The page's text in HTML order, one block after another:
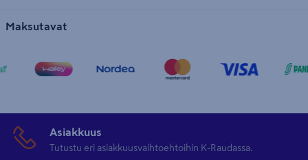
Maksutavat
Asiakkuus
Tutustu eri asiakkuusvaihtoehtoihin K-Raudassa.